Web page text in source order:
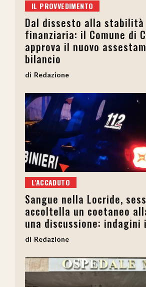
IL PROVVEDIMENTO
Dal dissesto alla stabilità
finanziaria: il Comune di
approva il nuovo
bilancio
Redazione
L'ACCADUTO
Sangue nella Locride,
accoltella un coetaneo
una discussione: indagini
Redazione